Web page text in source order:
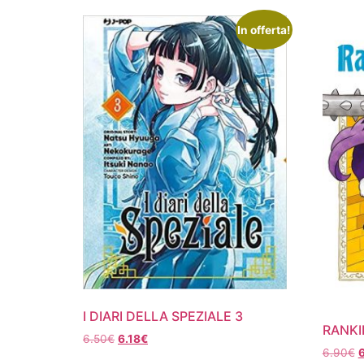
In offerta!
I DIARI DELLA SPEZIALE 3
6.50€ Il
6.18€Il
6.90€ Il